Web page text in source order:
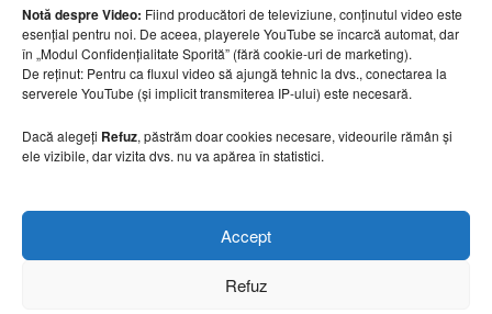
Notă despre Video: Fiind producători de televiziune, conținutul video este
esențial pentru noi. De aceea, playerele YouTube se încarcă automat, dar
în „Modul Confidențialitate Sporită” (fără cookie-uri de marketing).
De reținut: Pentru ca fluxul video să ajungă tehnic la dvs., conectarea la
serverele YouTube (și implicit transmiterea IP-ului) este necesară.
Dacă alegeți Refuz, păstrăm doar cookies necesare, videourile rămân și
ele vizibile, dar vizita dvs. nu va apărea în statistici.
Accept
Refuz
OPINII & ANALIZE
43
Articole recomandate
Cele mai impresionante cabane moderne
7 august 2026
Ouse Valley Viaduct, construcția care
7 august 2026